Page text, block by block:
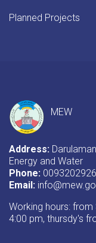
Planned Projects
MEW
Address:
Energy and Water
Phone:
Email:
Working hours:
4:00 pm, thursdy's